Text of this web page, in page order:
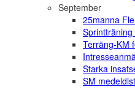
September
25manna
Terräng-KM
Starka
SM